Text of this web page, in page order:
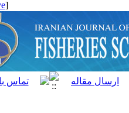
[